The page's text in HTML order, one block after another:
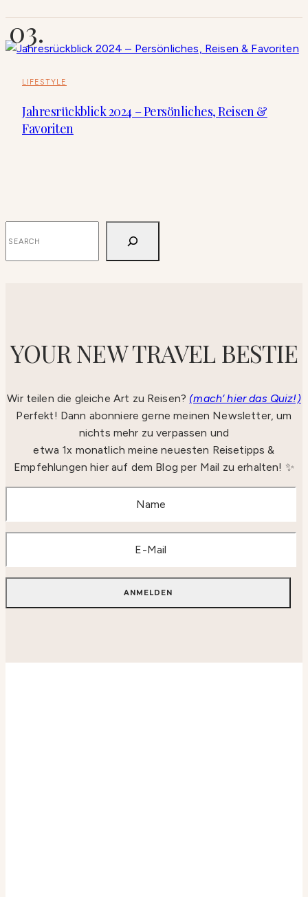
LIFESTYLE
Jahresrückblick 2024 – Persönliches, Reisen &
Favoriten
YOUR NEW TRAVEL BESTIE
Wir teilen die gleiche Art zu Reisen? (mach‘ hier das Quiz!)
Perfekt! Dann abonniere gerne meinen Newsletter, um
nichts mehr zu verpassen und
etwa 1x monatlich meine neuesten Reisetipps &
Empfehlungen hier auf dem Blog per Mail zu erhalten! ✨